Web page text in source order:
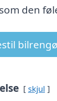
den
skjul